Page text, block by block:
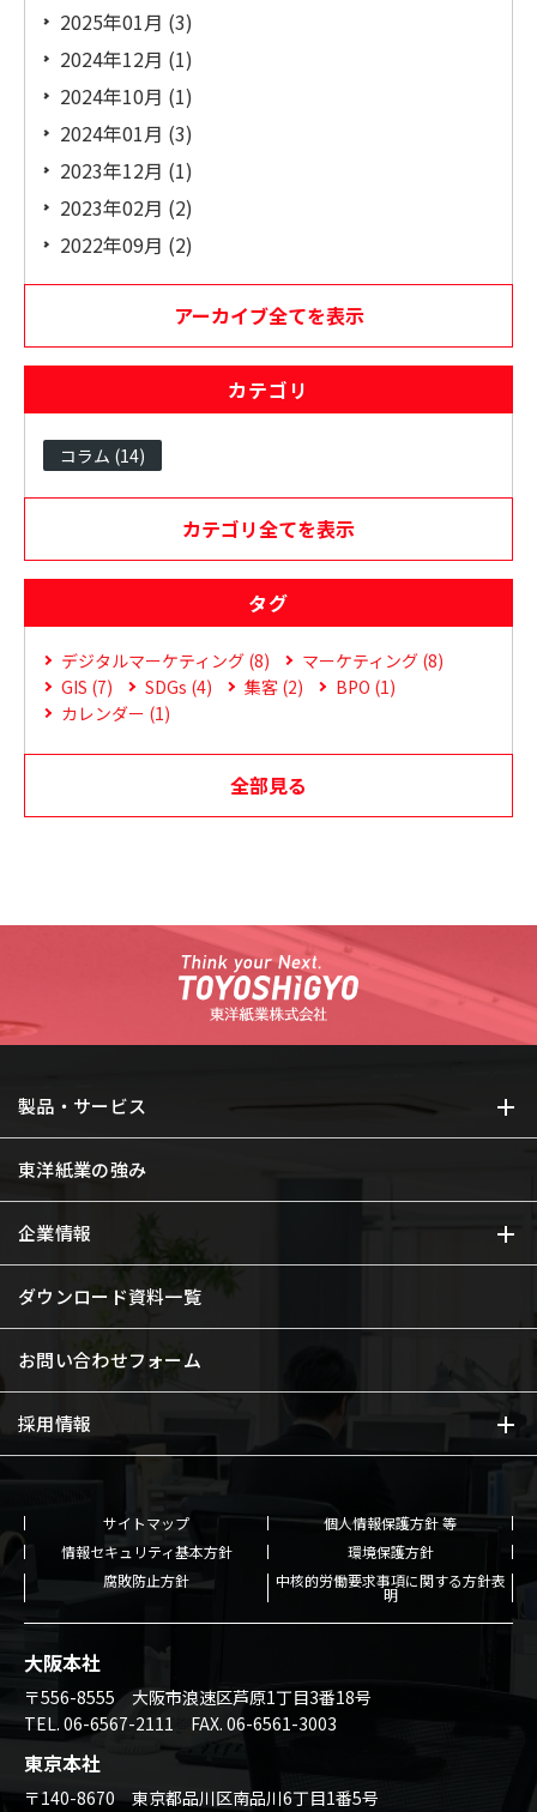
2025年01月 (3)
2024年12月 (1)
2024年10月 (1)
2024年01月 (3)
2023年12月 (1)
2023年02月 (2)
2022年09月 (2)
アーカイブ全てを表示
カテゴリ
コラム (14)
カテゴリ全てを表示
タグ
デジタルマーケティング (8)
マーケティング (8)
GIS (7)
SDGs (4) 集客 (2)
BPO (1)
カレンダー (1)
全部見る
製品・サービス
東洋紙業の強み
企業情報
ダウンロード資料一覧
お問い合わせフォーム
採用情報
サイトマップ
個人情報保護方針 等
情報セキュリティ基本方針
環境保護方針
腐敗防止方針
中核的労働要求事項に関する方針表
明
大阪本社
〒556-8555 大阪市浪速区芦原1丁目3番18号
TEL. 06-6567-2111 FAX. 06-6561-3003
東京本社
〒140-8670 東京都品川区南品川6丁目1番5号